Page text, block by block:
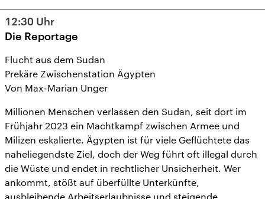
12:30 Uhr
Die Reportage
Flucht aus dem Sudan
Prekäre Zwischenstation Ägypten
Von Max-Marian Unger
Millionen Menschen verlassen den Sudan, seit dort im
Frühjahr 2023 ein Machtkampf zwischen Armee und
Milizen eskalierte. Ägypten ist für viele Geflüchtete das
naheliegendste Ziel, doch der Weg führt oft illegal durch
die Wüste und endet in rechtlicher Unsicherheit. Wer
ankommt, stößt auf überfüllte Unterkünfte,
ausbleibende Arbeitserlaubnisse und steigende